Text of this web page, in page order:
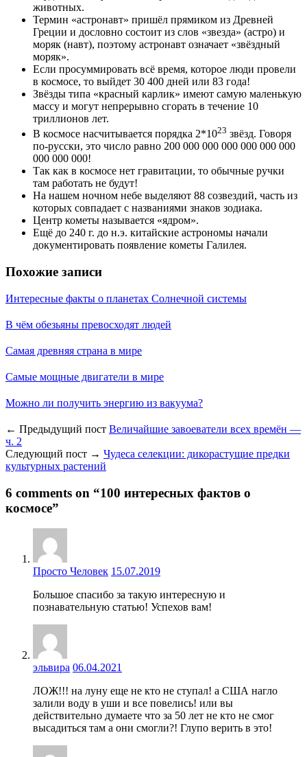
животных.
Термин «астронавт» пришёл прямиком из Древней
Греции и дословно состоит из слов «звезда» (астро) и
моряк (навт), поэтому астронавт означает «звёздный
моряк».
Если просуммировать всё время, которое люди провели
в космосе, то выйдет 30 400 дней или 83 года!
Звёзды типа «красный карлик» имеют самую маленькую
массу и могут непрерывно сгорать в течение 10
триллионов лет.
В космосе насчитывается порядка 2*1023 звёзд. Говоря
по-русски, это число равно 200 000 000 000 000 000 000
000 000 000!
Так как в космосе нет гравитации, то обычные ручки
там работать не будут!
На нашем ночном небе выделяют 88 созвездий, часть из
которых совпадает с названиями знаков зодиака.
Центр кометы называется «ядром».
Ещё до 240 г. до н.э. китайские астрономы начали
документировать появление кометы Галилея.
Похожие записи
Интересные факты о планетах Солнечной системы
В чём обезьяны превосходят людей
Самая древняя страна в мире
Самые мощные двигатели в мире
Можно ли получить энергию из вакуума?
← Предыдущий пост Величайшие завоеватели всех времён —
ч. 2
Следующий пост → Чудеса селекции: дикорастущие предки
культурных растений
6 comments on “100 интересных фактов о
космосе”
Просто Человек 15.07.2019
Большое спасибо за такую интересную и
познавательную статью! Успехов вам!
эльвира 06.04.2021
ЛОЖ!!! на луну еще не кто не ступал! а США нагло
залили воду в уши и все повелись! или вы
действительно думаете что за 50 лет не кто не смог
высадиться там а они смогли?! Глупо верить в это!